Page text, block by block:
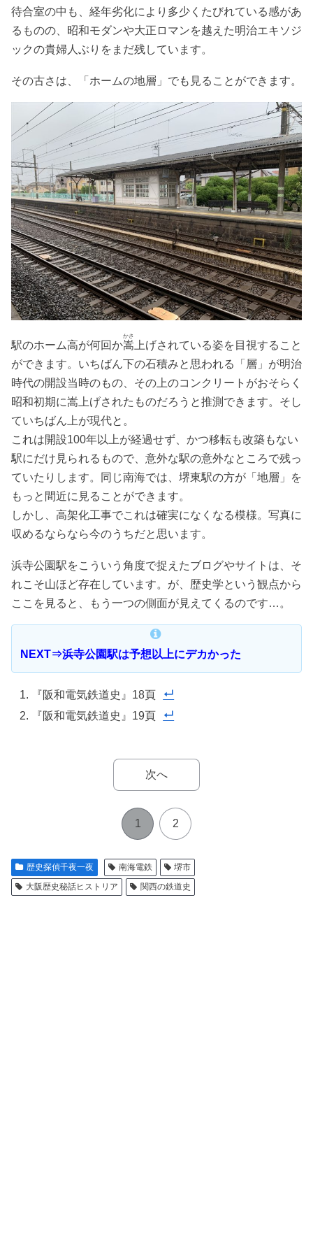
待合室の中も、経年劣化により多少くたびれている感があ
るものの、昭和モダンや大正ロマンを越えた明治エキソジ
ックの貴婦人ぶりをまだ残しています。
その古さは、「ホームの地層」でも見ることができます。
駅のホーム高が何回か嵩
かさ
上げされている姿を目視すること
ができます。いちばん下の石積みと思われる「層」が明治
時代の開設当時のもの、その上のコンクリートがおそらく
昭和初期に嵩上げされたものだろうと推測できます。そし
ていちばん上が現代と。
これは開設100年以上が経過せず、かつ移転も改築もない
駅にだけ見られるもので、意外な駅の意外なところで残っ
ていたりします。同じ南海では、堺東駅の方が「地層」を
もっと間近に見ることができます。
しかし、高架化工事でこれは確実になくなる模様。写真に
収めるならなら今のうちだと思います。
浜寺公園駅をこういう角度で捉えたブログやサイトは、そ
れこそ山ほど存在しています。が、歴史学という観点から
ここを見ると、もう一つの側面が見えてくるのです…。
NEXT⇒浜寺公園駅は予想以上にデカかった
『阪和電気鉄道史』18頁
『阪和電気鉄道史』19頁
次へ
1 2
歴史探偵千夜一夜 南海電鉄
堺市
大阪歴史秘話ヒストリア
関西の鉄道史